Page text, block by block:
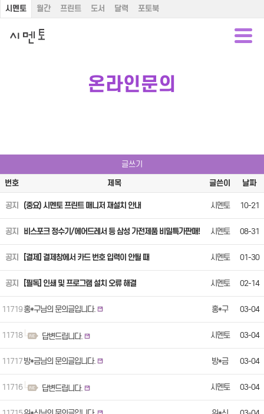
시멘토 월간 프린트 도서 달력 포토북
온라인문의
글쓰기
번호
제목 글쓴이 날짜
공지 (중요) 시멘토 프린트 매니저 재설치 안내 시멘토 10-21
공지 비스포크 정수기/에어드레서 등 삼성 가전제품 비밀특가판매! 시멘토 08-31
공지 [결제] 결제창에서 카드 번호 입력이 안될 때 시멘토 01-30
공지 [필독] 인쇄 및 프로그램 설치 오류 해결 시멘토 02-14
11719 홍*구님의 문의글입니다. 홍*구 03-04
11718 답변드립니다. 시멘토 03-04
11717 방*금님의 문의글입니다. 방*금 03-04
11716 답변드립니다. 시멘토 03-04